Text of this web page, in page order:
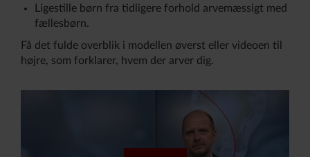
Ligestille børn fra tidligere forhold arvemæssigt med
fællesbørn.
Få det fulde overblik i modellen øverst eller videoen til
højre, som forklarer, hvem der arver dig.